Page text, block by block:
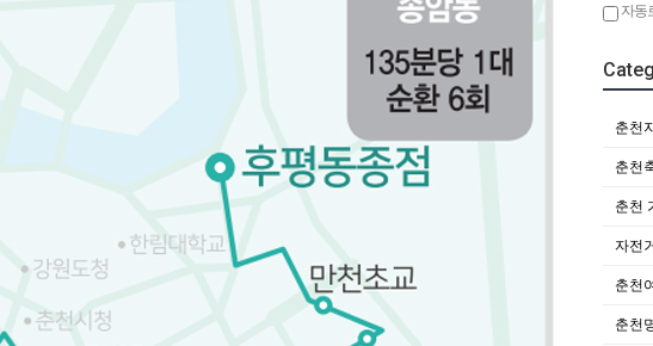
자동
춘천
춘천
춘천
자전
춘천
춘천